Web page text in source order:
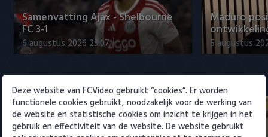
Samenvatting Ajax - Shelbourne
FC 3-1
6 augustus 2026 23:07
Maduro
5 augustus
Eredivisie
Deze website van FCVideo gebruikt “cookies”. Er worden
functionele cookies gebruikt, noodzakelijk voor de werking van
de website en statistische cookies om inzicht te krijgen in het
gebruik en effectiviteit van de website. De website gebruikt